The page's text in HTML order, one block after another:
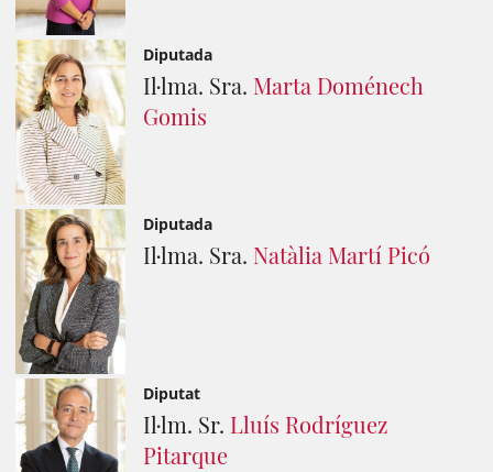
Diputada
Il·lma. Sra. Marta Doménech
Gomis
Diputada
Il·lma. Sra. Natàlia Martí Picó
Diputat
Il·lm. Sr. Lluís Rodríguez
Pitarque